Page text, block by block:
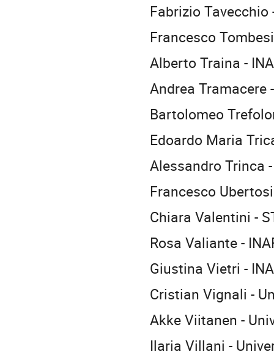
Fabrizio Tavecchio
Francesco
Alberto Traina -
Andrea Tramacere
Bartolomeo
Edoardo Maria
Alessandro Trinca
Francesco
Chiara Valentini -
Rosa Valiante -
Giustina Vietri -
Cristian Vignali -
Akke Viitanen -
Ilaria Villani -